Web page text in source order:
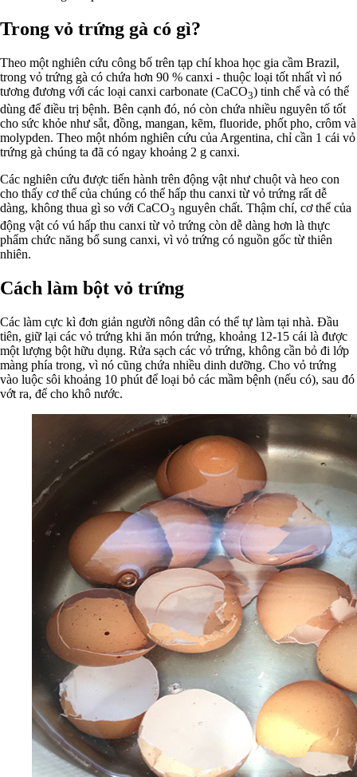
Trong vỏ trứng gà có gì?
Theo một nghiên cứu công bố trên tạp chí khoa học gia cầm Brazil,
trong vỏ trứng gà có chứa hơn 90 % canxi - thuộc loại tốt nhất vì nó
tương đương với các loại canxi carbonate (CaCO3) tinh chế và có thể
dùng để điều trị bệnh. Bên cạnh đó, nó còn chứa nhiều nguyên tố tốt
cho sức khỏe như sắt, đồng, mangan, kẽm, fluoride, phốt pho, crôm và
molypden. Theo một nhóm nghiên cứu của Argentina, chỉ cần 1 cái vỏ
trứng gà chúng ta đã có ngay khoảng 2 g canxi.
Các nghiên cứu được tiến hành trên động vật như chuột và heo con
cho thấy cơ thể của chúng có thể hấp thu canxi từ vỏ trứng rất dễ
dàng, không thua gì so với CaCO3 nguyên chất. Thậm chí, cơ thể của
động vật có vú hấp thu canxi từ vỏ trứng còn dễ dàng hơn là thực
phẩm chức năng bổ sung canxi, vì vỏ trứng có nguồn gốc từ thiên
nhiên.
Cách làm bột vỏ trứng
Các làm cực kì đơn giản người nông dân có thể tự làm tại nhà. Đầu
tiên, giữ lại các vỏ trứng khi ăn món trứng, khoảng 12-15 cái là được
một lượng bột hữu dụng. Rửa sạch các vỏ trứng, không cần bỏ đi lớp
màng phía trong, vì nó cũng chứa nhiều dinh dưỡng. Cho vỏ trứng
vào luộc sôi khoảng 10 phút để loại bỏ các mầm bệnh (nếu có), sau đó
vớt ra, để cho khô nước.